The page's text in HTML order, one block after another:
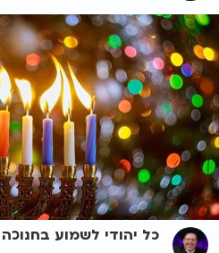
כל יהודי לשמוע בחנוכה